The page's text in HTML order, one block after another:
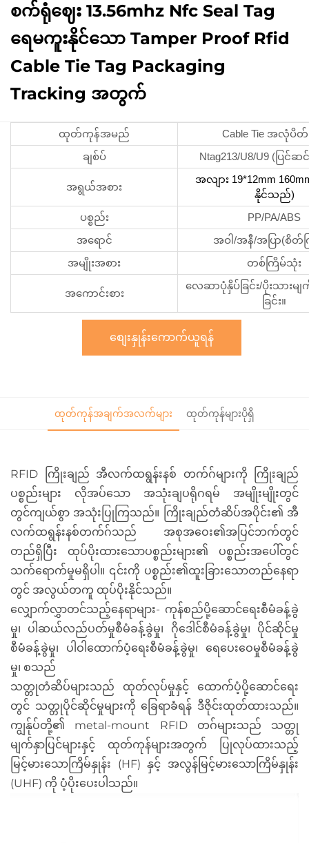
စက်ရုံဈေး 13.56mhz Nfc Seal Tag
ရေမကူးနိုင်သော Tamper Proof Rfid
Cable Tie Tag Packaging
Tracking အတွက်
ထုတ်ကုန်အမည်
Cable Tie အလုံပိတ်
ချစ်ပ်
Ntag213/U8/U9 (ပြ
အရွယ်အစား
အလျား 19*12mm
နိုင်သည်)
ပစ္စည်း
PP/PA/ABS
အရောင်
အဝါ/အနီ/အပြာ(စိ
အမျိုးအစား
တစ်ကြိမ်သုံး
အကောင်းစား
လေဆာပုံနှိပ်ခြင်း/ပိုးသားမျ
ခြင်း။
စျေးနှုန်းကောက်ယူရန်
ထုတ်ကုန်အချက်အလက်များ ထုတ်ကုန်များပိုရှိ
RFID ကြိုးချည် အီလက်ထရွန်းနစ် တက်ဂ်များကို ကြိုးချည်
ပစ္စည်းများ လိုအပ်သော အသုံးချပရိုဂရမ် အမျိုးမျိုးတွင်
တွင်ကျယ်စွာ အသုံးပြုကြသည်။ ကြိုးချည်တံဆိပ်အပိုင်း၏ အီ
လက်ထရွန်းနစ်တက်ဂ်သည် အစုအဝေး၏အပြင်ဘက်တွင်
တည်ရှိပြီး ထုပ်ပိုးထားသောပစ္စည်းများ၏ ပစ္စည်းအပေါ်တွင်
သက်ရောက်မှုမရှိပါ။ ၎င်းကို ပစ္စည်း၏ထူးခြားသောတည်နေရာ
တွင် အလွယ်တကူ ထုပ်ပိုးနိုင်သည်။
လျှောက်လွှာတင်သည့်နေရာများ- ကုန်စည်ပို့ဆောင်ရေးစီမံခန့်ခွဲ
မှု၊ ပါဆယ်လည်ပတ်မှုစီမံခန့်ခွဲမှု၊ ဂိုဒေါင်စီမံခန့်ခွဲမှု၊ ပိုင်ဆိုင်မှု
စီမံခန့်ခွဲမှု၊ ပါဝါထောက်ပံ့ရေးစီမံခန့်ခွဲမှု၊ ရေပေးဝေမှုစီမံခန့်ခွဲ
မှု၊ စသည်
သတ္တုတံဆိပ်များသည် ထုတ်လုပ်မှုနှင့် ထောက်ပံ့ပို့ဆောင်ရေး
တွင် သတ္တုပိုင်ဆိုင်မှုများကို ခြေရာခံရန် ဒီဇိုင်းထုတ်ထားသည်။
ကျွန်ုပ်တို့၏ metal-mount RFID တဂ်များသည် သတ္တု
မျက်နှာပြင်များနှင့် ထုတ်ကုန်များအတွက် ပြုလုပ်ထားသည့်
မြင့်မားသောကြိမ်နှုန်း (HF) နှင့် အလွန်မြင့်မားသောကြိမ်နှုန်း
(UHF) ကို ပံ့ပိုးပေးပါသည်။